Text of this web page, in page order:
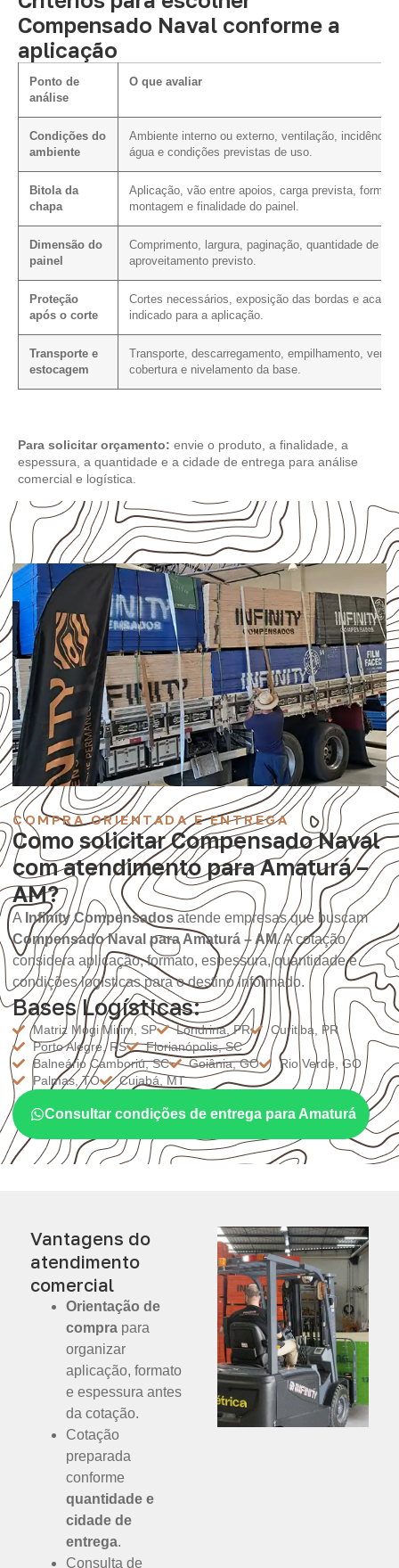
Compensado Naval conforme a
aplicação
Ponto de
análise
O que avaliar
Condições do
ambiente
Ambiente interno ou externo, ventilação, incidência
água e condições previstas de uso.
Bitola da
chapa
Aplicação, vão entre apoios, carga prevista, forma
montagem e finalidade do painel.
Dimensão do
painel
Comprimento, largura, paginação, quantidade de
aproveitamento previsto.
Proteção
após o corte
Cortes necessários, exposição das bordas e
indicado para a aplicação.
Transporte e
estocagem
Transporte, descarregamento, empilhamento,
cobertura e nivelamento da base.
Para solicitar orçamento: envie o produto, a finalidade, a
espessura, a quantidade e a cidade de entrega para análise
comercial e logística.
COMPRA ORIENTADA E ENTREGA
Como solicitar Compensado Naval
com atendimento para Amaturá –
AM?
A Infinity Compensados atende empresas que buscam
Compensado Naval para Amaturá – AM. A cotação
considera aplicação, formato, espessura, quantidade e
condições logísticas para o destino informado.
Bases Logísticas:
Matriz Mogi Mirim, SP Londrina, PR
Curitiba, PR
Porto Alegre, RS
Florianópolis, SC
Balneário Camboriú, SC
Goiânia, GO
Rio Verde, GO
Palmas, TO
Cuiabá, MT
Consultar condições de entrega para Amaturá
Vantagens do
atendimento
comercial
Orientação de
compra para
organizar
aplicação, formato
e espessura antes
da cotação.
Cotação
preparada
conforme
quantidade e
cidade de
entrega.
Consulta de